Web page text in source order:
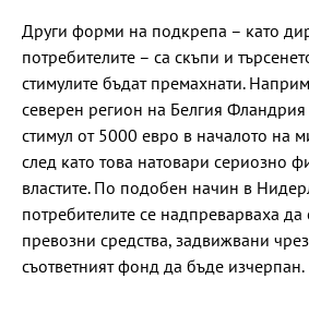
Други форми на подкрепа – като
потребителите – са скъпи и
стимулите бъдат премахнати.
северен регион на Белгия
стимул от 5000 евро в началото на
след като това натовари сериозно
властите. По подобен начин в
потребителите се надпреварваха да
превозни средства, задвижвани
съответният фонд да бъде изчерпан.